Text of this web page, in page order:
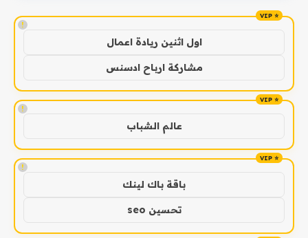
!
اول اثنين ريادة اعمال
مشاركة ارباح ادسنس
!
عالم الشباب
!
باقة باك لينك
تحسين seo